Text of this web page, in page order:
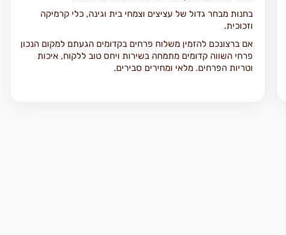
בחנות מבחר גדול של עציצים וצמחי בית וגינה, כלי קרמיקה
וזכוכית.
אם ברצונכם להזמין משלוח פרחים בקדומים הגעתם למקום הנכון
פרחי השווה קדומים מתמחה בשירות ויחס טוב ללקוח, איכות
וטריות הפרחים, מלאי ומחירים סבירים.